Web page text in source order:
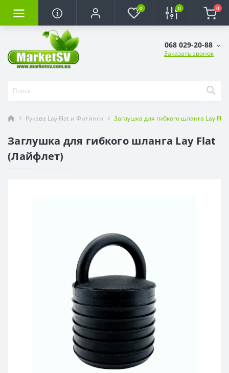
0 0 0
068 029-20-88
Заказать звонок
Рукава Lay Flat и Фитинги Заглушка для гибкого шланга Lay
Заглушка для гибкого шланга Lay Flat
(Лайфлет)